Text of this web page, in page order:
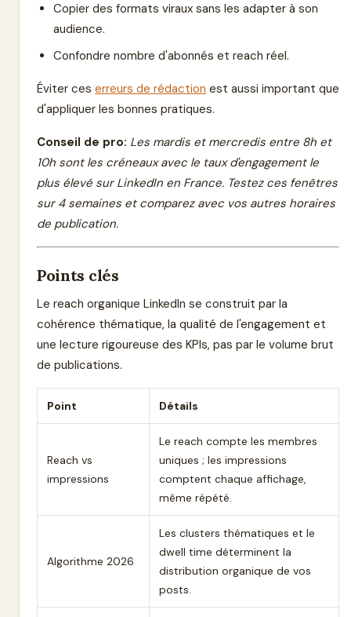
Copier des formats viraux sans les adapter à son
audience.
Confondre nombre d'abonnés et reach réel.
Éviter ces erreurs de rédaction est aussi important que
d'appliquer les bonnes pratiques.
Conseil de pro: Les mardis et mercredis entre 8h et
10h sont les créneaux avec le taux d'engagement le
plus élevé sur LinkedIn en France. Testez ces fenêtres
sur 4 semaines et comparez avec vos autres horaires
de publication.
Points clés
Le reach organique LinkedIn se construit par la
cohérence thématique, la qualité de l'engagement et
une lecture rigoureuse des KPIs, pas par le volume brut
de publications.
Point Détails
Reach vs
impressions
Le reach compte les membres
uniques ; les impressions
comptent chaque affichage,
même répété.
Algorithme 2026
Les clusters thématiques et le
dwell time déterminent la
distribution organique de vos
posts.